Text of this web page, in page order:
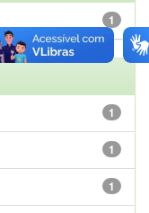
1
1
1
1